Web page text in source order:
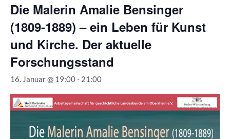
Die Malerin Amalie Bensinger
(1809-1889) – ein Leben für Kunst
und Kirche. Der aktuelle
Forschungsstand
16. Januar @ 19:00- 21:00